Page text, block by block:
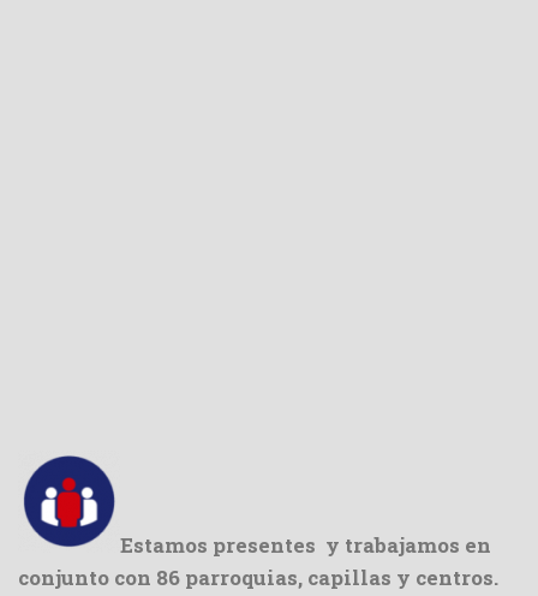
Estamos presentes y trabajamos en
conjunto con 86 parroquias, capillas y centros.